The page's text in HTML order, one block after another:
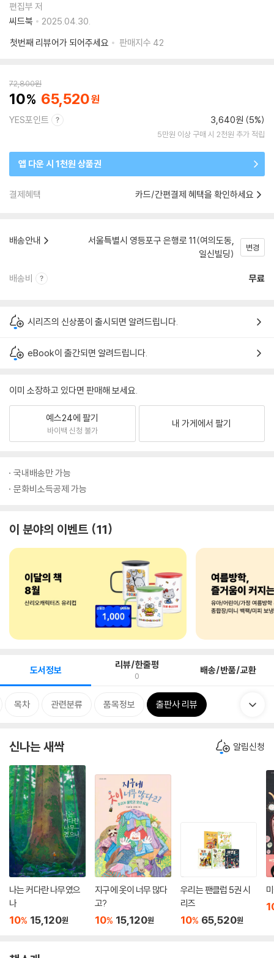
편집부 저
씨드북
2025.04.30.
첫번째 리뷰어가 되어주세요
판매지수 42
72,800원
10 65,520
YES포인트 3,640원 (5%)
5만원 이상 구매 시 2천원 추가 적립
앱 다운 시 1천원 상품권
결제혜택 카드/간편결제 혜택을 확인하세요
배송안내
서울특별시 영등포구 은행로 11(여의도동,
일신빌딩)
변경
배송비 무료
시리즈의 신상품이 출시되면 알려드립니다.
eBook이 출간되면 알려드립니다.
이미 소장하고 있다면 판매해 보세요.
예스24에 팔기
바이백 신청 불가
내 가게에서 팔기
국내배송만 가능
문화비소득공제 가능
이 분야의 이벤트 11
도서정보 리뷰/한줄평
0 배송/반품/교환
목차 관련분류 품목정보 출판사 리뷰
신나는 새싹 알림신청
나는 커다란 나무였으
나
10% 15,120원
지구에 옷이 너무 많다
고?
10% 15,120원
우리는 팬클럽 5권 시
리즈
10% 65,520원